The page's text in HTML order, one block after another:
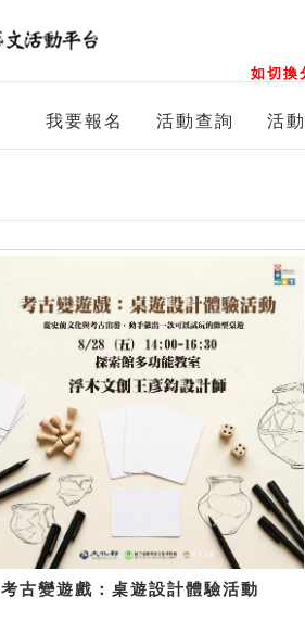
如切換
我要報名 活動查詢 活
考古變遊戲：桌遊設計體驗活動